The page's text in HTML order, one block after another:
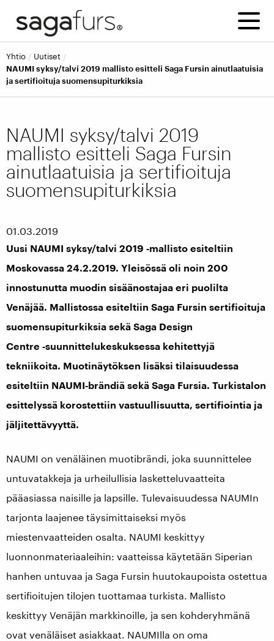
yhtio
uutiset
NAUMI syksy/talvi 2019 mallisto esitteli Saga Fursin ainutlaatuisia
ja sertifioituja suomensupiturkiksia
NAUMI syksy/talvi 2019
mallisto esitteli Saga Fursin
ainutlaatuisia ja sertifioituja
suomensupiturkiksia
01.03.2019
Uusi NAUMI syksy/talvi 2019 ‑mallisto esiteltiin
Moskovassa 24.2.2019. Yleisössä oli noin 200
innostunutta muodin sisäänostajaa eri puolilta
Venäjää. Mallistossa esiteltiin Saga Fursin sertifioituja
suomensupiturkiksia sekä Saga Design
Centre ‑suunnittelukeskuksessa kehitettyjä
tekniikoita. Muotinäytöksen lisäksi tilaisuudessa
esiteltiin NAUMI‑brändiä sekä Saga Fursia. Turkistalon
esittelyssä korostettiin vastuullisuutta, sertifiointia ja
jäljitettävyyttä.
NAUMI on venäläinen muotibrändi, joka suunnittelee
untuvatakkeja ja urheilullisia lasketteluvaatteita
pääasiassa naisille ja lapsille. Tulevaisuudessa NAUMIn
tarjonta laajenee täysimittaiseksi myös
miestenvaatteiden osalta. NAUMI keskittyy
luonnonmateriaaleihin: vaatteissa käytetään Siperian
hanhen untuvaa ja Saga Fursin huutokaupoista ostettua
sertifioitujen tilojen tuottamaa turkista. Mallisto
keskittyy Venäjän markkinoille, ja sen kohderyhmänä
ovat venäläiset asiakkaat. NAUMIlla on oma